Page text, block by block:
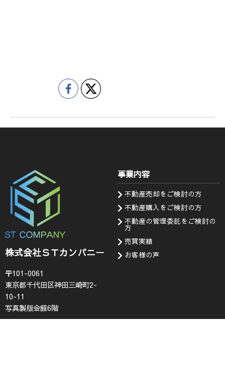
株式会社ＳＴカンパニー
〒101-0061
東京都千代田区神田三崎町2-
10-11
写真製版会館6階
事業内容
不動産売却をご検討の方
不動産購入をご検討の方
不動産の管理委託をご検討の
方
売買実績
お客様の声